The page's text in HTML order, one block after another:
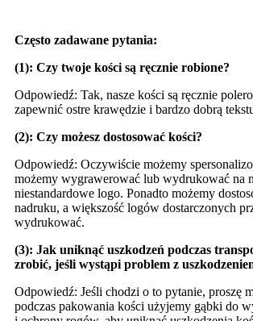
Często zadawane pytania:
(1): Czy twoje kości są ręcznie robione?
Odpowiedź: Tak, nasze kości są ręcznie
zapewnić ostre krawędzie i bardzo dobrą
(2): Czy możesz dostosować kości?
Odpowiedź: Oczywiście możemy
możemy wygrawerować lub wydrukować na
niestandardowe logo. Ponadto możemy
nadruku, a większość logów dostarczonych
wydrukować.
(3): Jak uniknąć uszkodzeń podczas
zrobić, jeśli wystąpi problem z
Odpowiedź: Jeśli chodzi o to pytanie, proszę
podczas pakowania kości użyjemy gąbki do